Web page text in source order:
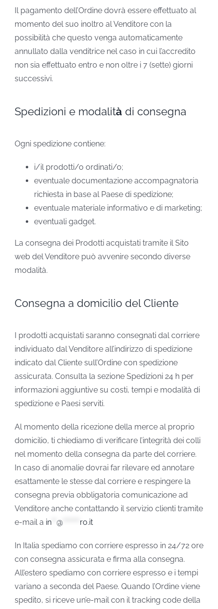
Il pagamento dell’Ordine dovrà essere effettuato al
momento del suo inoltro al Venditore con la
possibilità che questo venga automaticamente
annullato dalla venditrice nel caso in cui l’accredito
non sia effettuato entro e non oltre i 7 (sette) giorni
successivi.
Spedizioni e modalità di consegna
Ogni spedizione contiene:
i/il prodotti/o ordinati/o;
eventuale documentazione accompagnatoria
richiesta in base al Paese di spedizione;
eventuale materiale informativo e di marketing;
eventuali gadget.
La consegna dei Prodotti acquistati tramite il Sito
web del Venditore può avvenire secondo diverse
modalità.
Consegna a domicilio del Cliente
I prodotti acquistati saranno consegnati dal corriere
individuato dal Venditore all’indirizzo di spedizione
indicato dal Cliente sull’Ordine con spedizione
assicurata. Consulta la sezione Spedizioni 24 h per
informazioni aggiuntive su costi, tempi e modalità di
spedizione e Paesi serviti.
Al momento della ricezione della merce al proprio
domicilio, ti chiediamo di verificare l’integrità dei colli
nel momento della consegna da parte del corriere.
In caso di anomalie dovrai far rilevare ed annotare
esattamente le stesse dal corriere e respingere la
consegna previa obbligatoria comunicazione ad
Venditore anche contattando il servizio clienti tramite
e-mail a in @ ro.it
In Italia spediamo con corriere espresso in 24/72 ore
con consegna assicurata e firma alla consegna.
All’estero spediamo con corriere espresso e i tempi
variano a seconda del Paese. Quando l’Ordine viene
spedito, si riceve un’e-mail con il tracking code della